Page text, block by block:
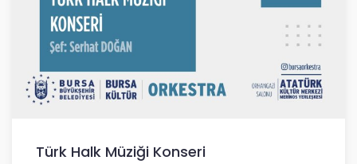
Türk Halk Müziği Konseri